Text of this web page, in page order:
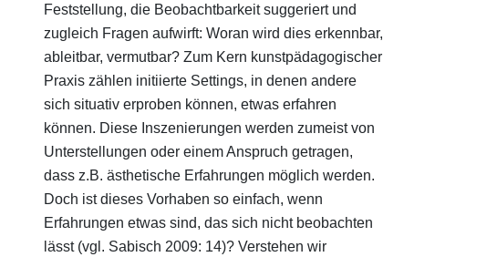
Feststellung, die Beobachtbarkeit suggeriert und
zugleich Fragen aufwirft: Woran wird dies erkennbar,
ableitbar, vermutbar? Zum Kern kunstpädagogischer
Praxis zählen initiierte Settings, in denen andere
sich situativ erproben können, etwas erfahren
können. Diese Inszenierungen werden zumeist von
Unterstellungen oder einem Anspruch getragen,
dass z.B. ästhetische Erfahrungen möglich werden.
Doch ist dieses Vorhaben so einfach, wenn
Erfahrungen etwas sind, das sich nicht beobachten
lässt (vgl. Sabisch 2009: 14)? Verstehen wir